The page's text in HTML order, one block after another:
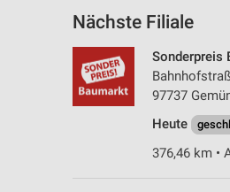
Nächste Filiale
Sonderpreis
97737
Heute
376,46 km •
Werbung